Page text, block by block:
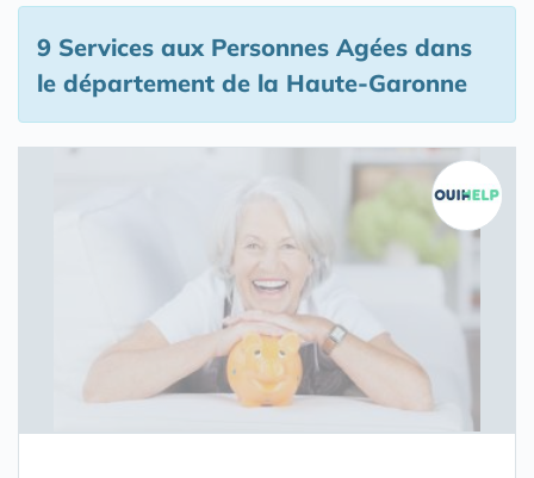
9 Services aux Personnes Agées dans
le département de la Haute-Garonne